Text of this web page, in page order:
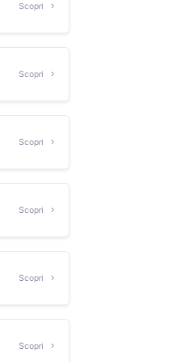
Scopri
Scopri
Scopri
Scopri
Scopri
Scopri